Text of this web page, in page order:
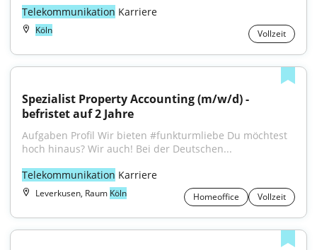
Telekommunikation Karriere
Köln Vollzeit
Spezialist Property Accounting (m/w/d) -
befristet auf 2 Jahre
Aufgaben Profil Wir bieten #funkturmliebe Du möchtest
hoch hinaus? Wir auch! Bei der Deutschen...
Telekommunikation Karriere
Leverkusen, Raum Köln Homeoffice Vollzeit